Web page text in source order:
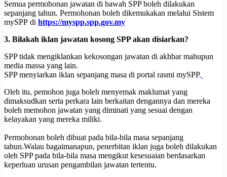
Semua permohonan jawatan di bawah SPP boleh dilakukan
sepanjang tahun. Permohonan boleh dikemukakan melalui Sistem
mySPP di https://myspp.spp.gov.my
3. Bilakah iklan jawatan kosong SPP akan disiarkan?
SPP tidak mengiklankan kekosongan jawatan di akhbar mahupun
media massa yang lain.
SPP menyiarkan iklan sepanjang masa di portal rasmi mySPP.
Oleh itu, pemohon juga boleh menyemak maklumat yang
dimaksudkan serta perkara lain berkaitan dengannya dan mereka
boleh memohon jawatan yang diminati yang sesuai dengan
kelayakan yang mereka miliki.
Permohonan boleh dibuat pada bila-bila masa sepanjang
tahun.Walau bagaimanapun, penerbitan iklan juga boleh dilakukan
oleh SPP pada bila-bila masa mengikut kesesuaian berdasarkan
keperluan urusan pengambilan jawatan tertentu.